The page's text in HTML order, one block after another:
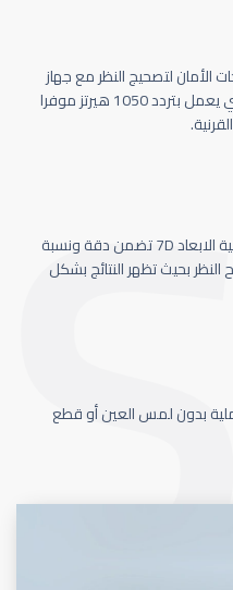
الأمان لتصحيج النظر مع جهاز
Schwind Amaris 1050 الذي يعمل بتردد 1050 هيرتز موفرا
كاميرا تتبع حركة العين سباعية الابعاد 7D تضمن دقة ونسبة
النظر بحيث تظهر النتائج بشكل
بدون لمس العين أو قطع